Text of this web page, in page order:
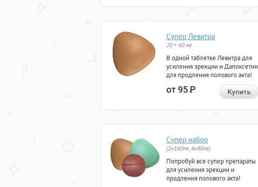
Супер Левитра
20 + 60 мг
В одной таблетке Левитра для
усиления эрекции и Дапоксетин
для продления полового акта!
от 95Р Купить
Супер набор
(2х160мг, 4х80мг)
Попробуй все супер препараты
для усиления эрекции и
продления полового акта!